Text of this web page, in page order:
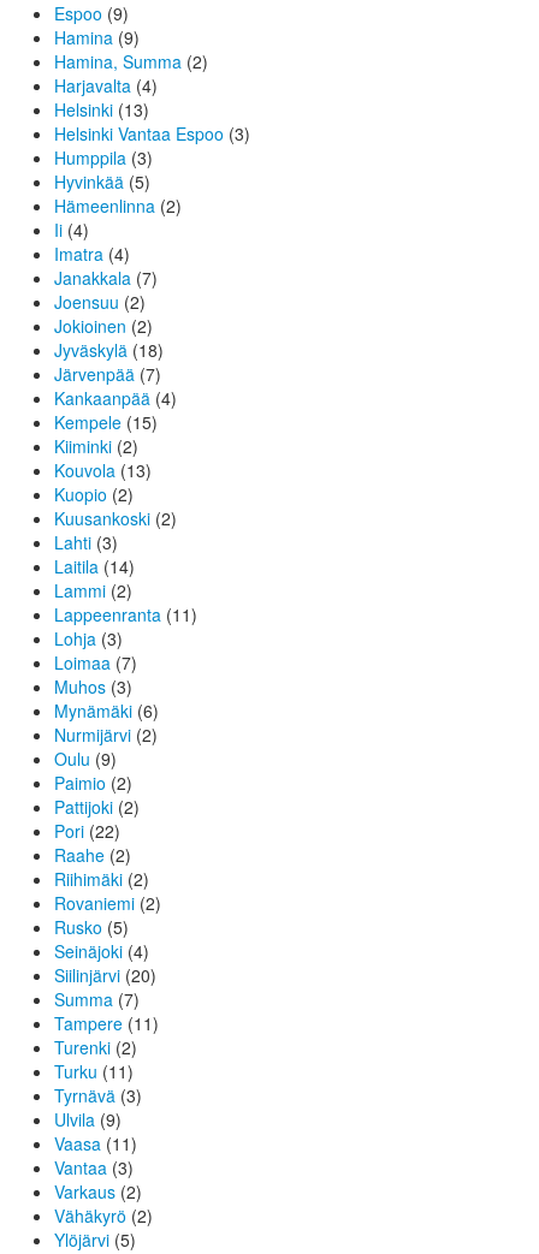
Espoo (9)
Hamina (9)
Hamina, Summa (2)
Harjavalta (4)
Helsinki (13)
Helsinki Vantaa Espoo (3)
Humppila (3)
Hyvinkää (5)
Hämeenlinna (2)
Ii (4)
Imatra (4)
Janakkala (7)
Joensuu (2)
Jokioinen (2)
Jyväskylä (18)
Järvenpää (7)
Kankaanpää (4)
Kempele (15)
Kiiminki (2)
Kouvola (13)
Kuopio (2)
Kuusankoski (2)
Lahti (3)
Laitila (14)
Lammi (2)
Lappeenranta (11)
Lohja (3)
Loimaa (7)
Muhos (3)
Mynämäki (6)
Nurmijärvi (2)
Oulu (9)
Paimio (2)
Pattijoki (2)
Pori (22)
Raahe (2)
Riihimäki (2)
Rovaniemi (2)
Rusko (5)
Seinäjoki (4)
Siilinjärvi (20)
Summa (7)
Tampere (11)
Turenki (2)
Turku (11)
Tyrnävä (3)
Ulvila (9)
Vaasa (11)
Vantaa (3)
Varkaus (2)
Vähäkyrö (2)
Ylöjärvi (5)